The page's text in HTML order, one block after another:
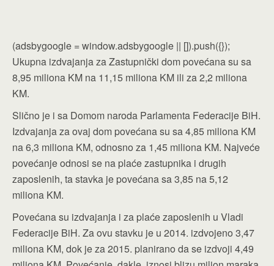
(adsbygoogle = window.adsbygoogle || []).push({});
Ukupna izdvajanja za Zastupnički dom povećana su sa
8,95 miliona KM na 11,15 miliona KM ili za 2,2 miliona
KM.
Slično je i sa Domom naroda Parlamenta Federacije BiH.
Izdvajanja za ovaj dom povećana su sa 4,85 miliona KM
na 6,3 miliona KM, odnosno za 1,45 miliona KM. Najveće
povećanje odnosi se na plaće zastupnika i drugih
zaposlenih, ta stavka je povećana sa 3,85 na 5,12
miliona KM.
Povećana su izdvajanja i za plaće zaposlenih u Vladi
Federacije BiH. Za ovu stavku je u 2014. izdvojeno 3,47
miliona KM, dok je za 2015. planirano da se izdvoji 4,49